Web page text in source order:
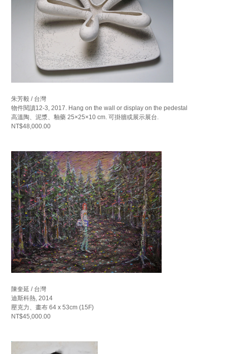
朱芳毅 / 台灣
物件閱讀12-3, 2017. Hang on the wall or display on the pedestal
高溫陶、泥漿、釉藥 25×25×10 cm. 可掛牆或展示展台.
NT$48,000.00
陳奎延 / 台灣
迪斯科熱, 2014
壓克力、畫布 64 x 53cm (15F)
NT$45,000.00